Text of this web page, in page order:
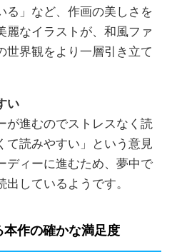
る」など、作画の美しさを
麗なイラストが、和風ファ
世界観をより一層引き立て
い
が進むのでストレスなく読
て読みやすい」という意見
ディーに進むため、夢中で
しているようです。
作の確かな満足度